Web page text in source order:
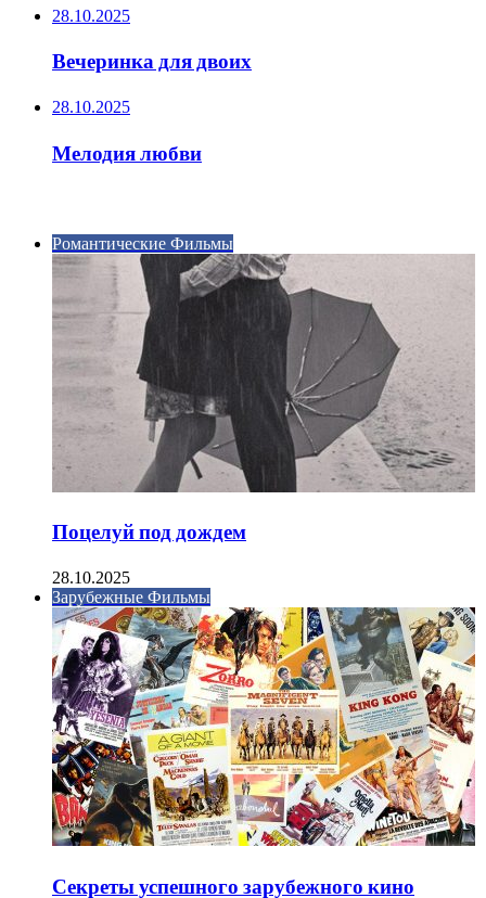
28.10.2025
Вечеринка для двоих
28.10.2025
Мелодия любви
Романтические Фильмы
Поцелуй под дождем
28.10.2025
Зарубежные Фильмы
Секреты успешного зарубежного кино